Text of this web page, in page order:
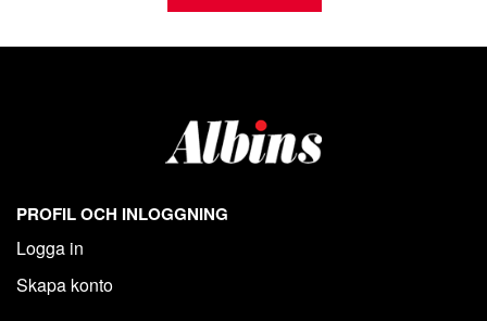
PROFIL OCH INLOGGNING
Logga in
Skapa konto